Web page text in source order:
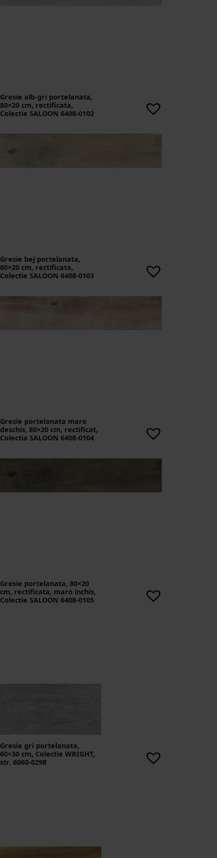
Gresie alb-gri portelanata,
80×20 cm, rectificata,
Colectie SALOON 6408-0102
Gresie bej portelanata,
80×20 cm, rectificata,
Colectie SALOON 6408-0103
Gresie portelanata maro
deschis, 80×20 cm, rectificat,
Colectia SALOON 6408-0104
Gresie portelanata, 80×20
cm, rectificata, maro inchis,
Colectie SALOON 6408-0105
Gresie gri portelanata,
60×30 cm, Colectie WRIGHT,
str. 6060-0298